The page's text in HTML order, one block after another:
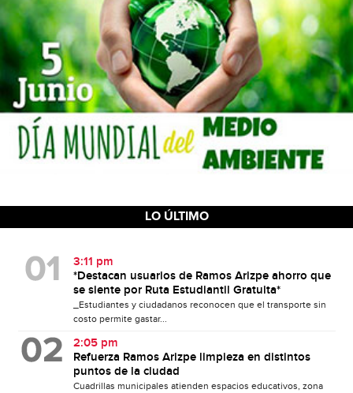
LO ÚLTIMO
3:11 pm
*Destacan usuarios de Ramos Arizpe ahorro que
se siente por Ruta Estudiantil Gratuita*
_Estudiantes y ciudadanos reconocen que el transporte sin
costo permite gastar...
2:05 pm
Refuerza Ramos Arizpe limpieza en distintos
puntos de la ciudad
Cuadrillas municipales atienden espacios educativos, zona